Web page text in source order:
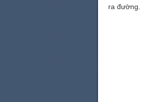
ra đường.